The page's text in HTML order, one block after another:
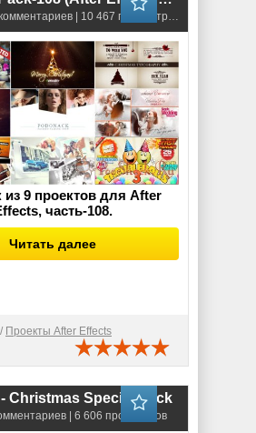
| 10 467 просмотров
9 проектов для After
часть-108.
Читать далее
/ Проекты After Effects
Christmas Special Pack
| 6 606 просмотров